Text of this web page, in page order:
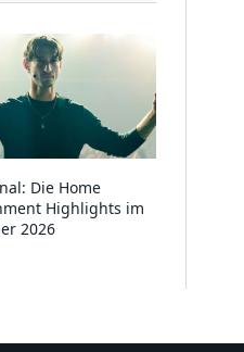
Die Home
Highlights im
2026